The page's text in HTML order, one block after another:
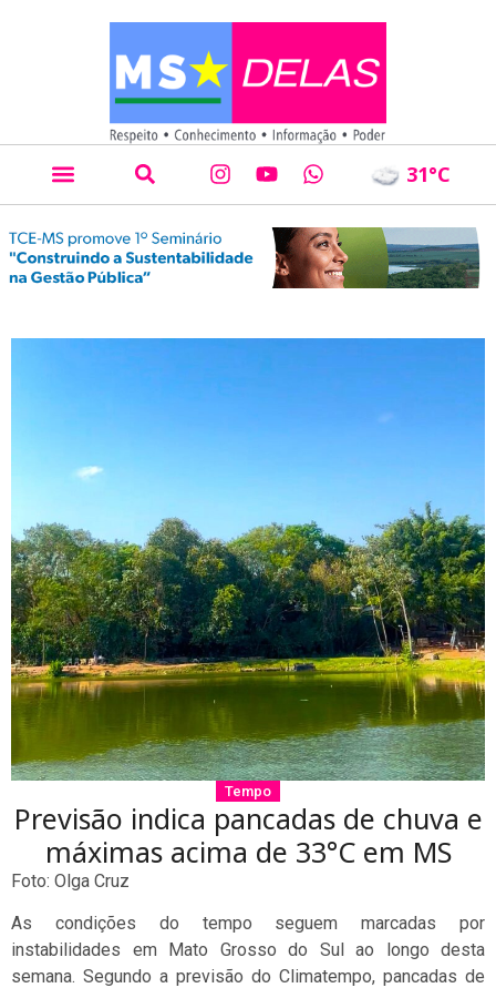
31°C
Tempo
Previsão indica pancadas de chuva e
máximas acima de 33°C em MS
Foto: Olga Cruz
As condições do tempo seguem marcadas por
instabilidades em Mato Grosso do Sul ao longo desta
semana. Segundo a previsão do Climatempo, pancadas de